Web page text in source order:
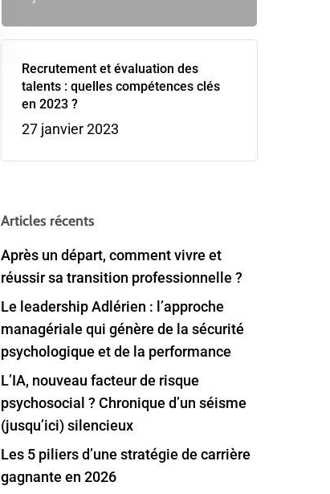
Recrutement et évaluation des
talents : quelles compétences clés
en 2023 ?
27 janvier 2023
Articles récents
Après un départ, comment vivre et
réussir sa transition professionnelle ?
Le leadership Adlérien : l’approche
managériale qui génère de la sécurité
psychologique et de la performance
L’IA, nouveau facteur de risque
psychosocial ? Chronique d’un séisme
(jusqu’ici) silencieux
Les 5 piliers d’une stratégie de carrière
gagnante en 2026